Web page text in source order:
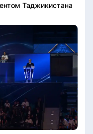
Таджикистана